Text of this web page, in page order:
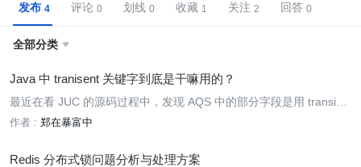
发布 评论 划线 收藏 关注 回答
全部分类 
Java 中 tranisent 关键字到底是干嘛用的？
最近在看 JUC 的源码过程中，发现 AQS 中的部分字段是用 transient
字段修饰的，搞不明白为什么要这么做，搜集了一些资料后做下整
作者 : 郑在暴富中
Redis 分布式锁问题分析与处理方案